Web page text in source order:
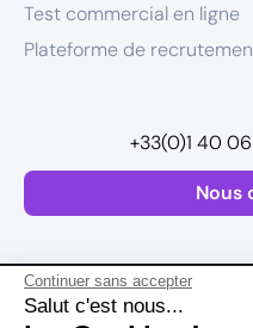
Continuer sans accepter
Salut c'est nous...
Test commercial en ligne
Plateforme de
Nous
+33(0)1 40